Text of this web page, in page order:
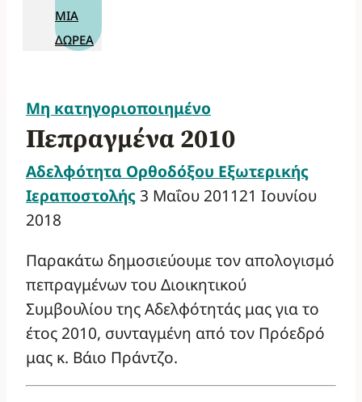
ΜΊΑ
ΔΩΡΕΆ
Μη κατηγοριοποιημένο
Πεπραγμένα 2010
Αδελφότητα Ορθοδόξου Εξωτερικής
Ιεραποστολής 3 Μαΐου 201121 Ιουνίου
2018
Παρακάτω δημοσιεύουμε τον απολογισμό
πεπραγμένων του Διοικητικού
Συμβουλίου της Αδελφότητάς μας για το
έτος 2010, συνταγμένη από τον Πρόεδρό
μας κ. Βάιο Πράντζο.